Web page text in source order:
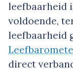
leefbaarheid
voldoende,
leefbaarheid
direct